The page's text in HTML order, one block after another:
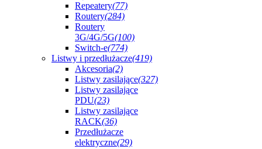
Repeatery(77)
Routery(284)
Routery
3G/4G/5G(100)
Switch-e(774)
Listwy i przedłużacze(419)
Akcesoria(2)
Listwy zasilające(327)
Listwy zasilające
PDU(23)
Listwy zasilające
RACK(36)
Przedłużacze
elektryczne(29)